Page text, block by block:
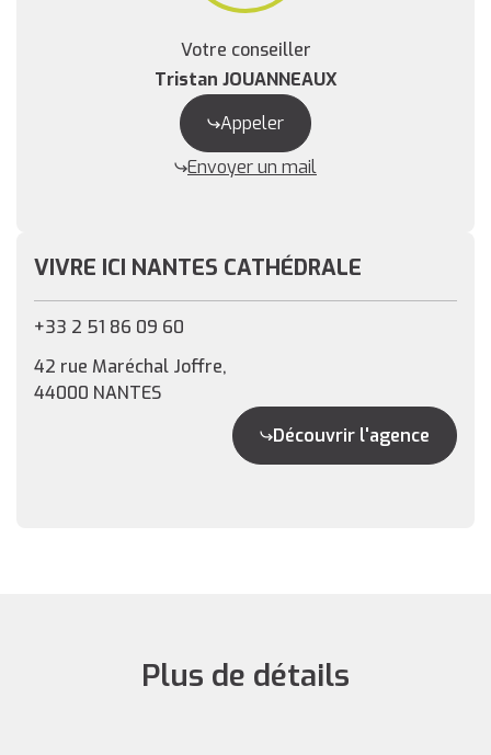
Votre conseiller
Tristan JOUANNEAUX
Appeler
Envoyer un mail
VIVRE ICI NANTES CATHÉDRALE
+33 2 51 86 09 60
42 rue Maréchal Joffre,
44000 NANTES
Découvrir l'agence
Plus de détails